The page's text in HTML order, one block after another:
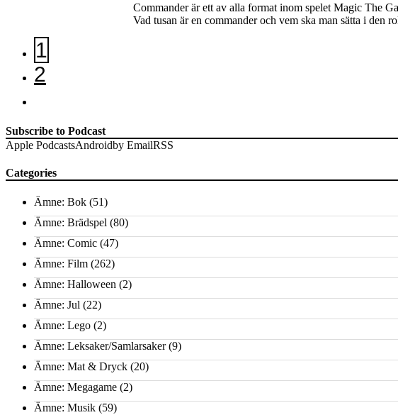
Commander är ett av alla format inom spelet Magic The
Vad tusan är en commander och vem ska man sätta i den
1
2
Subscribe to Podcast
Apple PodcastsAndroidby EmailRSS
Categories
Ämne: Bok (51)
Ämne: Brädspel (80)
Ämne: Comic (47)
Ämne: Film (262)
Ämne: Halloween (2)
Ämne: Jul (22)
Ämne: Lego (2)
Ämne: Leksaker/Samlarsaker(9)
Ämne: Mat & Dryck (20)
Ämne: Megagame (2)
Ämne: Musik (59)